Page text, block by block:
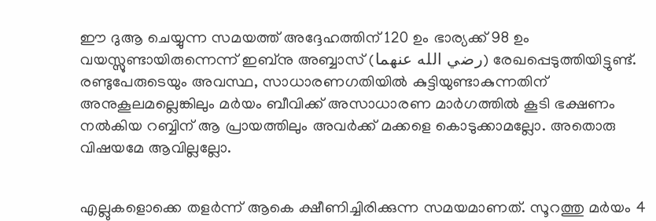
ഈ ദുആ ചെയ്യുന്ന സമയത്ത് അദ്ദേഹത്തിന് 120 ഉം ഭാര്യക്ക് 98 ഉം
വയസ്സുണ്ടായിരുന്നെന്ന് ഇബ്നു അബ്ബാസ് (رضي الله عنهما) രേഖപ്പെടുത്തിയിട്ടുണ്ട്.
രണ്ടുപേരുടെയും അവസ്ഥ, സാധാരണഗതിയില്‍ കുട്ടിയുണ്ടാകുന്നതിന്
അനുകൂലമല്ലെങ്കിലും മര്‍യം ബീവിക്ക് അസാധാരണ മാര്‍ഗത്തില്‍ കൂടി ഭക്ഷണം
നല്‍കിയ റബ്ബിന് ആ പ്രായത്തിലും അവര്‍ക്ക് മക്കളെ കൊടുക്കാമല്ലോ. അതൊരു
വിഷയമേ ആവില്ലല്ലോ.
എല്ലുകളൊക്കെ തളര്‍ന്ന് ആകെ ക്ഷീണിച്ചിരിക്കുന്ന സമയമാണത്. സൂറത്തു മര്‍യം 4